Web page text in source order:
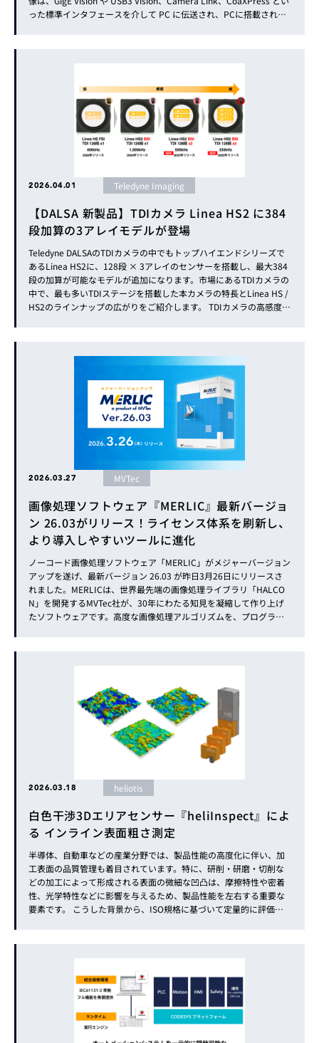
った標準インタフェースを介して PC に伝送され、PCに搭載された
2026.04.01 Teledyne Imaging
【DALSA 新製品】TDIカメラ Linea HS2 に384
段加算の3アレイモデルが登場
Teledyne DALSAのTDIカメラの中でもトップハイエンドシリーズで
あるLinea HS2に、128段 × 3アレイのセンサーを搭載し、最大384
段の加算が可能なモデルが追加になります。市場にあるTDIカメラの
中で、最も多いTDIステージを搭載した本カメラの特長とLinea HS /
HS2のラインナップの広がりをご紹介します。 TDIカメラの高感度化
2026.03.27 MVTec
画像処理ソフトウェア『MERLIC』最新バージョ
ン 26.03がリリース！ライセンス体系を刷新し、
より導入しやすいツールに進化
ノーコード画像処理ソフトウェア「MERLIC」がメジャーバージョン
アップを遂げ、最新バージョン 26.03 が昨日3月26日にリリースさ
れました。MERLICは、世界最先端の画像処理ライブラリ「HALCO
N」を開発するMVTec社が、30年にわたる知見を凝縮して作り上げ
たソフトウェアです。高度な画像処理アルゴリズムを、プログラミ
2026.03.18 heliotis
白色干渉3Dエリアセンサー『heliInspect』によ
る インライン表面粗さ測定
半導体、自動車などの産業分野では、製品性能の高度化に伴い、加
工表面の品質管理も着目されています。特に、研削・研磨・切削な
どの加工によって形成される表面の微細な凹凸は、摩擦特性や密着
性、光学特性などに影響を与えるため、製品性能を左右する重要な
要素です。 こうした背景から、ISO規格に基づいて定量的に評価し